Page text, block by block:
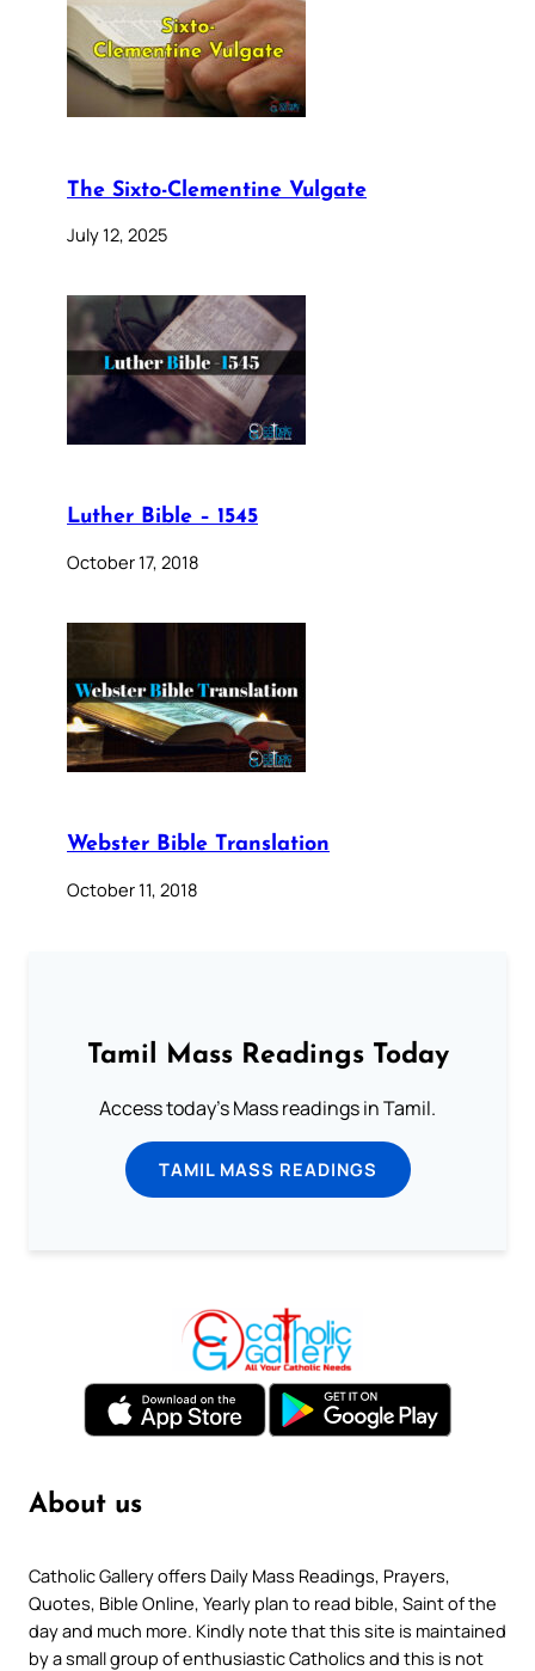
The Sixto-Clementine Vulgate
July 12, 2025
Luther Bible – 1545
October 17, 2018
Webster Bible Translation
October 11, 2018
Tamil Mass Readings Today
Access today's Mass readings in Tamil.
TAMIL MASS READINGS
About us
Catholic Gallery offers Daily Mass Readings, Prayers,
Quotes, Bible Online, Yearly plan to read bible, Saint of the
day and much more. Kindly note that this site is maintained
by a small group of enthusiastic Catholics and this is not